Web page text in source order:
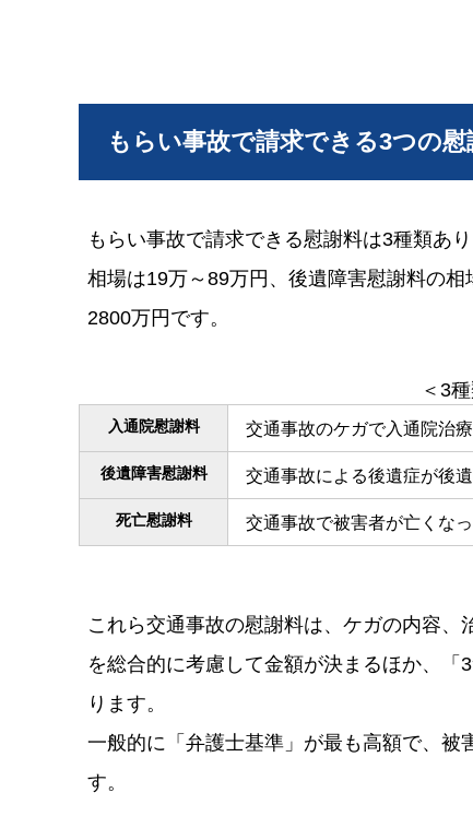
もらい事故で請求できる3つの
もらい事故で請求できる慰謝料は3種類あ
相場は19万～89万円、後遺障害慰謝料の
2800万円です。
＜3
入通院慰謝料 交通事故のケガで入通院治
後遺障害慰謝料 交通事故による後遺症が後
死亡慰謝料 交通事故で被害者が亡くな
これら交通事故の慰謝料は、ケガの内容
を総合的に考慮して金額が決まるほか、
ります。
一般的に「弁護士基準」が最も高額で、被
す。